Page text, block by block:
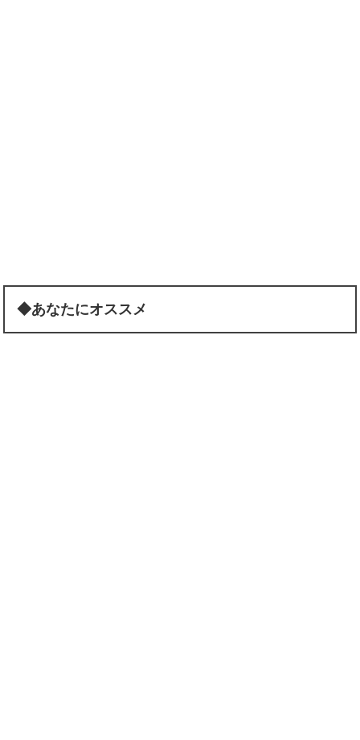
◆あなたにオススメ